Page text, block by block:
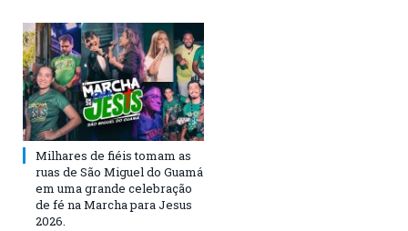
Milhares de fiéis tomam as
ruas de São Miguel do Guamá
em uma grande celebração
de fé na Marcha para Jesus
2026.